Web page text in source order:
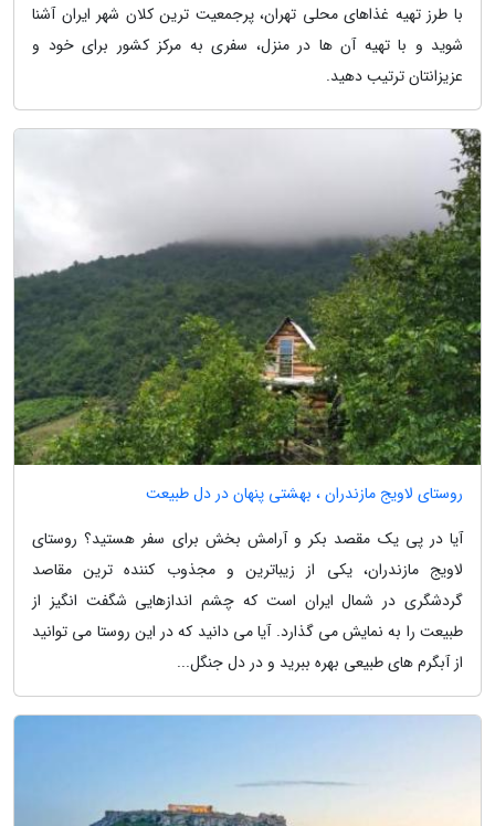
با طرز تهیه غذاهای محلی تهران، پرجمعیت ترین کلان شهر ایران آشنا
شوید و با تهیه آن ها در منزل، سفری به مرکز کشور برای خود و
عزیزانتان ترتیب دهید.
روستای لاویج مازندران ، بهشتی پنهان در دل طبیعت
آیا در پی یک مقصد بکر و آرامش بخش برای سفر هستید؟ روستای
لاویج مازندران، یکی از زیباترین و مجذوب کننده ترین مقاصد
گردشگری در شمال ایران است که چشم اندازهایی شگفت انگیز از
طبیعت را به نمایش می گذارد. آیا می دانید که در این روستا می توانید
از آبگرم های طبیعی بهره ببرید و در دل جنگل...